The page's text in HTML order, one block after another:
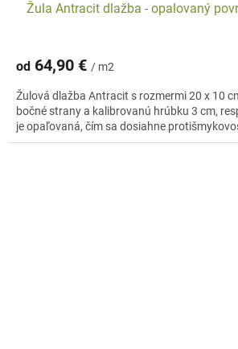
Žula Antracit dlažba - opalovaný
od 64,90 € / m2
Žulová dlažba Antracit s rozmermi 20 x 10
bočné strany a kalibrovanú hrúbku 3 cm,
je opaľovaná, čím sa dosiahne